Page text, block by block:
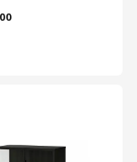
00